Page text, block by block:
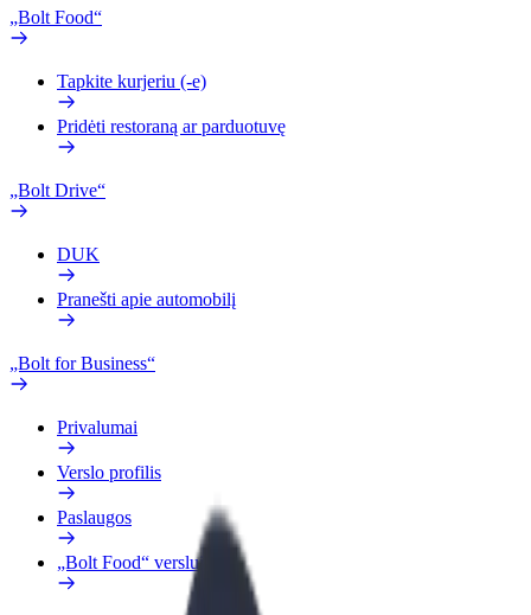
„Bolt Food“
Tapkite kurjeriu (-e)
Pridėti restoraną ar parduotuvę
„Bolt Drive“
DUK
Pranešti apie automobilį
„Bolt for Business“
Privalumai
Verslo profilis
Paslaugos
„Bolt Food“ verslui